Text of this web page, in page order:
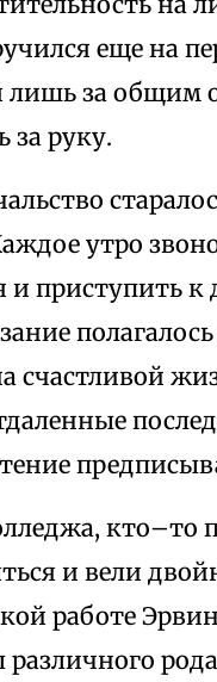
еще на
лишь за общим
за руку.
утро
и приступить
счастливой
кто–то
и вели
работе
различного